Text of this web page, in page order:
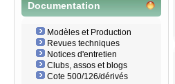
Documentation
Modèles et Production
Revues techniques
Notices d'entretien
Clubs, assos et blogs
Cote 500/126/dérivés